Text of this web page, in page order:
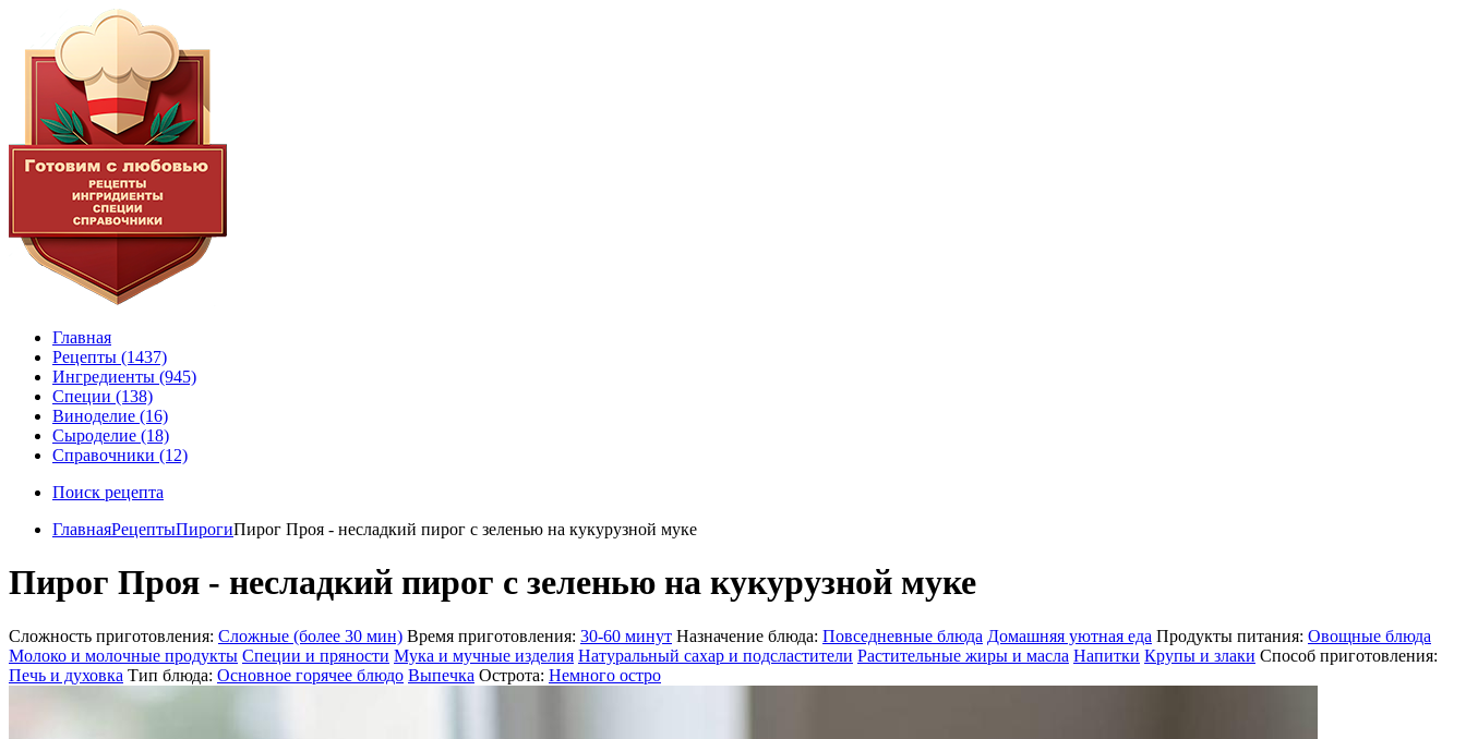
Главная
Рецепты (1437)
Ингредиенты (945)
Специи (138)
Виноделие (16)
Сыроделие (18)
Справочники (12)
Поиск рецепта
ГлавнаяРецептыПирогиПирог Проя - несладкий пирог с зеленью на кукурузной муке
Пирог Проя - несладкий пирог с зеленью на кукурузной муке
Сложность приготовления: Сложные (более 30 мин) Время приготовления: 30-60 минут Назначение блюда: Повседневные блюда Домашняя уютная еда Продукты питания: Овощные блюда
Молоко и молочные продукты Специи и пряности Мука и мучные изделия Натуральный сахар и подсластители Растительные жиры и масла Напитки Крупы и злаки Способ приготовления:
Печь и духовка Тип блюда: Основное горячее блюдо Выпечка Острота: Немного остро